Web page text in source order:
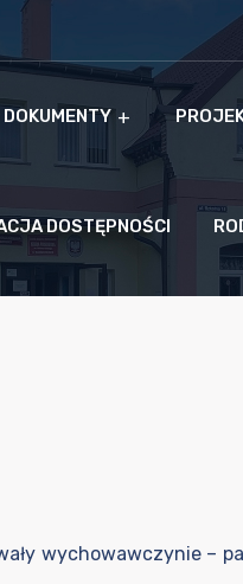
DOKUMENTY
DOSTĘPNOŚCI
wychowawczynie –